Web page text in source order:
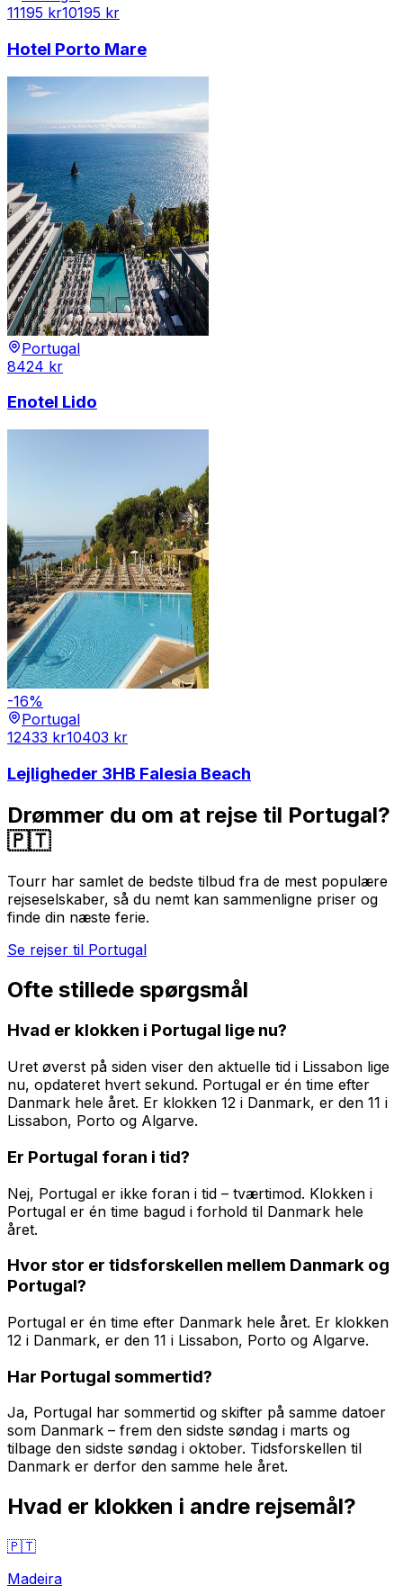
11195 kr10195 kr
Hotel Porto Mare
Portugal
8424 kr
Enotel Lido
-16%
Portugal
12433 kr10403 kr
Lejligheder 3HB Falesia Beach
Drømmer du om at rejse til Portugal?
🇵🇹
Tourr har samlet de bedste tilbud fra de mest populære
rejseselskaber, så du nemt kan sammenligne priser og
finde din næste ferie.
Se rejser til Portugal
Ofte stillede spørgsmål
Hvad er klokken i Portugal lige nu?
Uret øverst på siden viser den aktuelle tid i Lissabon lige
nu, opdateret hvert sekund. Portugal er én time efter
Danmark hele året. Er klokken 12 i Danmark, er den 11 i
Lissabon, Porto og Algarve.
Er Portugal foran i tid?
Nej, Portugal er ikke foran i tid – tværtimod. Klokken i
Portugal er én time bagud i forhold til Danmark hele
året.
Hvor stor er tidsforskellen mellem Danmark og
Portugal?
Portugal er én time efter Danmark hele året. Er klokken
12 i Danmark, er den 11 i Lissabon, Porto og Algarve.
Har Portugal sommertid?
Ja, Portugal har sommertid og skifter på samme datoer
som Danmark – frem den sidste søndag i marts og
tilbage den sidste søndag i oktober. Tidsforskellen til
Danmark er derfor den samme hele året.
Hvad er klokken i andre rejsemål?
🇵🇹
Madeira